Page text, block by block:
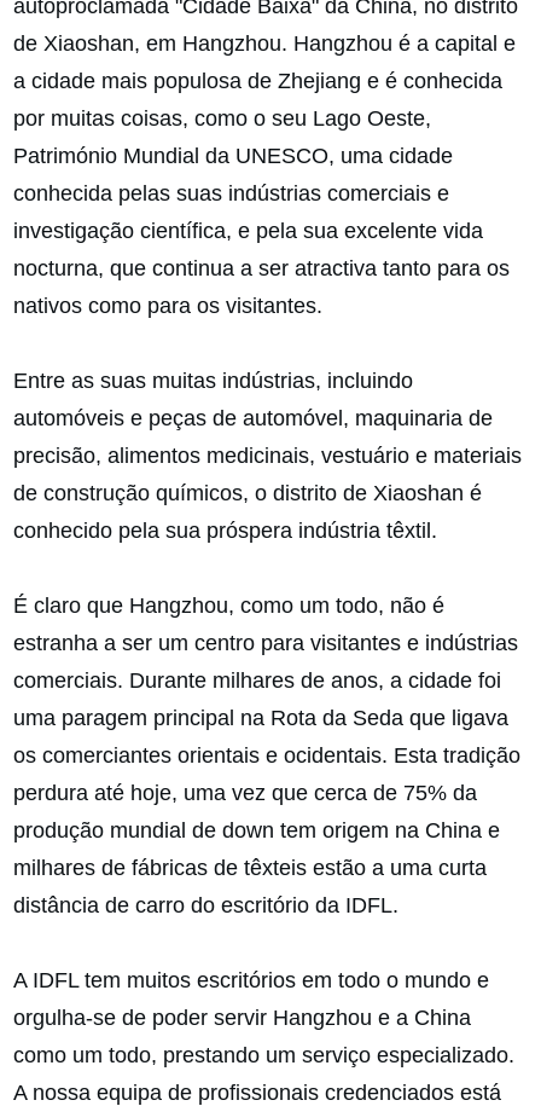
autoproclamada "Cidade Baixa" da China, no distrito
de Xiaoshan, em Hangzhou. Hangzhou é a capital e
a cidade mais populosa de Zhejiang e é conhecida
por muitas coisas, como o seu Lago Oeste,
Património Mundial da UNESCO, uma cidade
conhecida pelas suas indústrias comerciais e
investigação científica, e pela sua excelente vida
nocturna, que continua a ser atractiva tanto para os
nativos como para os visitantes.
Entre as suas muitas indústrias, incluindo
automóveis e peças de automóvel, maquinaria de
precisão, alimentos medicinais, vestuário e materiais
de construção químicos, o distrito de Xiaoshan é
conhecido pela sua próspera indústria têxtil.
É claro que Hangzhou, como um todo, não é
estranha a ser um centro para visitantes e indústrias
comerciais. Durante milhares de anos, a cidade foi
uma paragem principal na Rota da Seda que ligava
os comerciantes orientais e ocidentais. Esta tradição
perdura até hoje, uma vez que cerca de 75% da
produção mundial de down tem origem na China e
milhares de fábricas de têxteis estão a uma curta
distância de carro do escritório da IDFL.
A IDFL tem muitos escritórios em todo o mundo e
orgulha-se de poder servir Hangzhou e a China
como um todo, prestando um serviço especializado.
A nossa equipa de profissionais credenciados está